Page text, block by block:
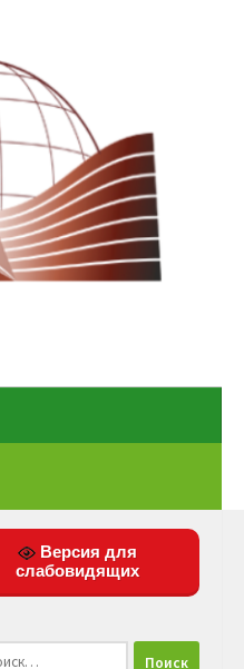
Версия для
слабовидящих